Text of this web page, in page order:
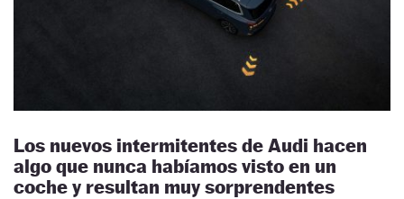
Los nuevos intermitentes de Audi hacen
algo que nunca habíamos visto en un
coche y resultan muy sorprendentes